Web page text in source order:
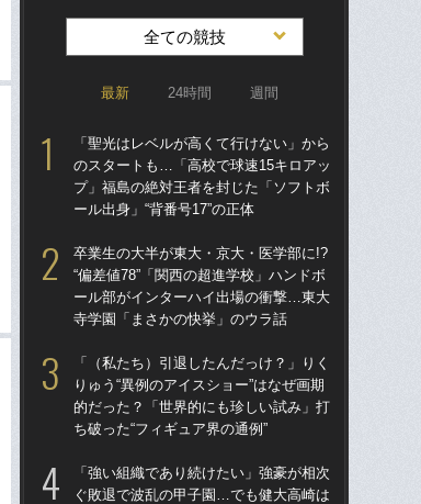
全ての競技
最新 24時間 週間
「聖光はレベルが高くて行けない」から
のスタートも…「高校で球速15キロアッ
プ」福島の絶対王者を封じた「ソフトボ
ール出身」“背番号17”の正体
卒業生の大半が東大・京大・医学部に!?
“偏差値78”「関西の超進学校」ハンドボ
ール部がインターハイ出場の衝撃…東大
寺学園「まさかの快挙」のウラ話
「（私たち）引退したんだっけ？」りく
りゅう“異例のアイスショー”はなぜ画期
的だった？「世界的にも珍しい試み」打
ち破った“フィギュア界の通例”
「強い組織であり続けたい」強豪が相次
ぐ敗退で波乱の甲子園…でも健大高崎は